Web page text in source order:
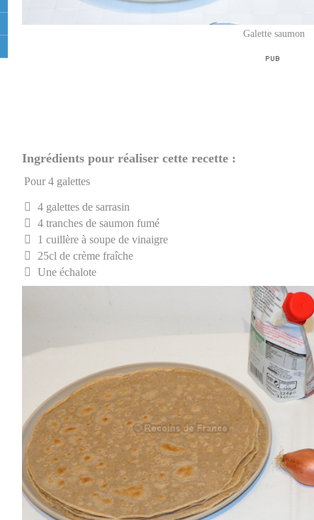
Galette saumon
Ingrédients pour réaliser cette recette :
Pour 4 galettes
4 galettes de sarrasin
4 tranches de saumon fumé
1 cuillère à soupe de vinaigre
25cl de crème fraîche
Une échalote